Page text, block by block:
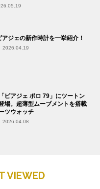
ジェの新作時計を一挙紹介！
2026.04.19
ピアジェ ポロ 79」にツートン
場。超薄型ムーブメントを搭載
ツウォッチ
2026.04.08
VIEWED